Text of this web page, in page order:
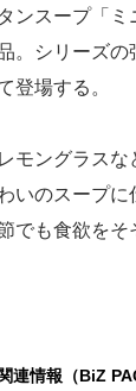
タンスープ「
。シリーズの
登場する。
レモングラス
いのスープ
でも食欲をそ
連情報（BiZ